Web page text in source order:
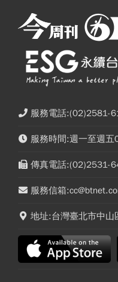
服務電話:(02)2581-
服務時間:週一至週
傳真電話:(02)2531-
服務信箱
地址:台灣臺北市中